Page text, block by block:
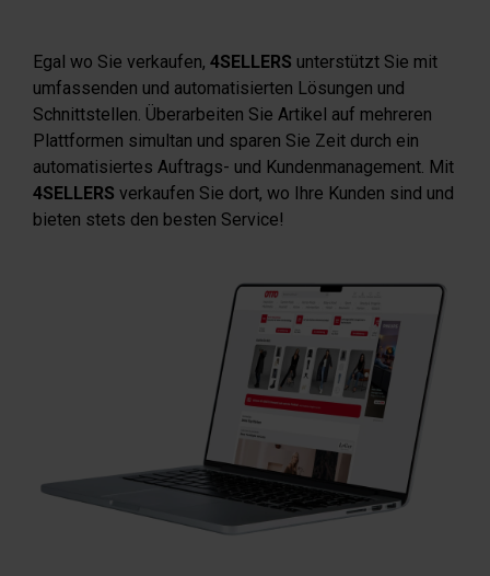
Egal wo Sie verkaufen, 4SELLERS unterstützt Sie mit
umfassenden und automatisierten Lösungen und
Schnittstellen. Überarbeiten Sie Artikel auf mehreren
Plattformen simultan und sparen Sie Zeit durch ein
automatisiertes Auftrags- und Kundenmanagement. Mit
4SELLERS verkaufen Sie dort, wo Ihre Kunden sind und
bieten stets den besten Service!